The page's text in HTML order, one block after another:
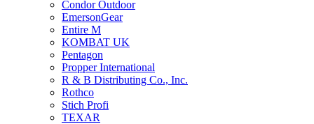
Condor Outdoor
EmersonGear
Entire M
KOMBAT UK
Pentagon
Propper International
R & B Distributing Co., Inc.
Rothco
Stich Profi
TEXAR